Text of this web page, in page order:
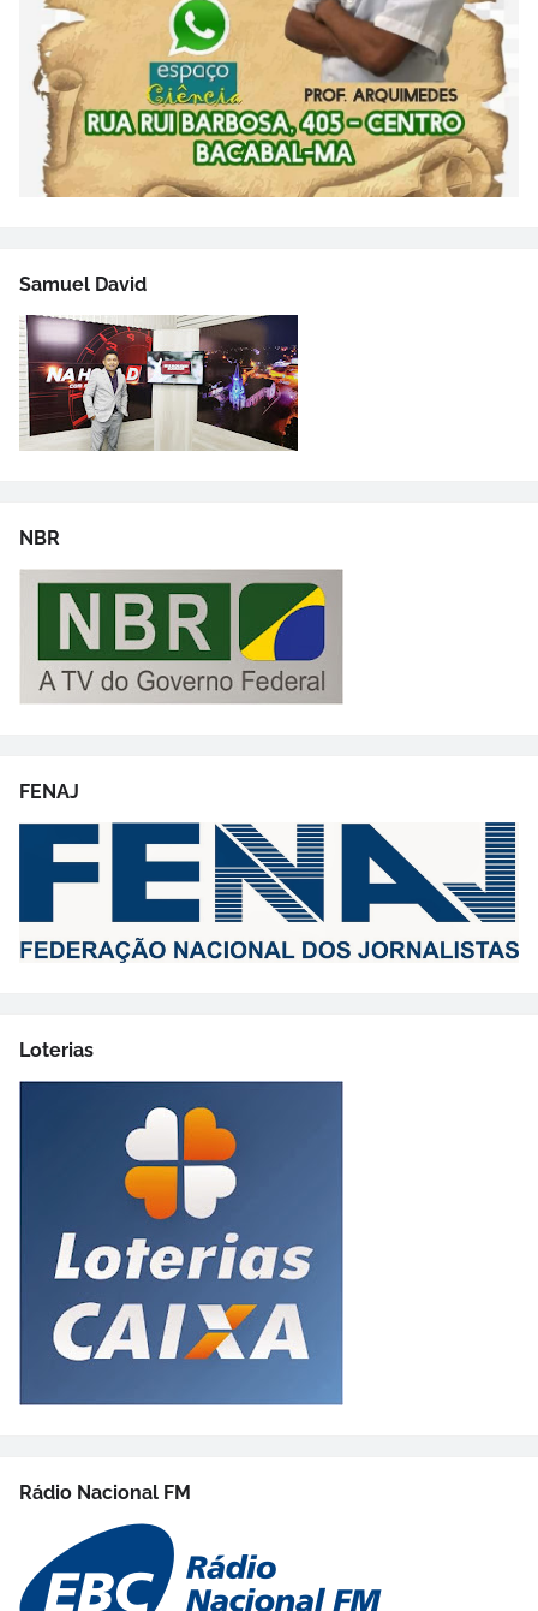
Samuel David
NBR
FENAJ
Loterias
Rádio Nacional FM